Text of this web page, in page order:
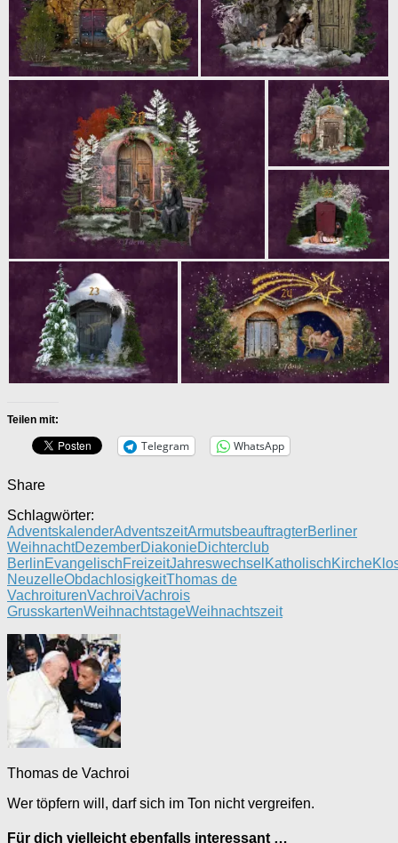
Teilen mit:
Telegram WhatsApp
Share
Schlagwörter:
AdventskalenderAdventszeitArmutsbeauftragterBerliner
WeihnachtDezemberDiakonieDichterclub
BerlinEvangelischFreizeitJahreswechsel KatholischKirche
NeuzelleObdachlosigkeitThomas de
VachroiturenVachroiVachrois
GrusskartenWeihnachtstageWeihnachtszeit
Thomas de Vachroi
Wer töpfern will, darf sich im Ton nicht vergreifen.
Für dich vielleicht ebenfalls interessant …